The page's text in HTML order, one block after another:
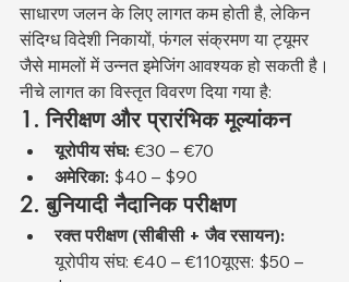
साधारण जलन के लिए लागत कम होती है, लेकिन
संदिग्ध विदेशी निकायों, फंगल संक्रमण या ट्यूमर
जैसे मामलों में उन्नत इमेजिंग आवश्यक हो सकती है।
नीचे लागत का विस्तृत विवरण दिया गया है:
1. निरीक्षण और प्रारंभिक मूल्यांकन
यूरोपीय संघ: €30 – €70
अमेरिका: $40 – $90
2. बुनियादी नैदानिक परीक्षण
रक्त परीक्षण (सीबीसी + जैव रसायन):
यूरोपीय संघ: €40 – €110यूएस: $50 –